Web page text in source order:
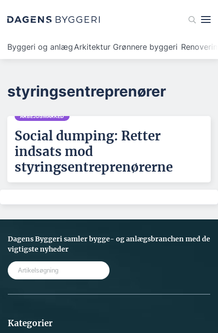
Byggeri og anlægArkitektur Grønnere byggeri
styringsentreprenører
ARBEJDSMARKED
Social dumping: Retter
indsats mod
styringsentreprenørerne
Dagens Byggeri samler bygge- og anlægsbranchen med de
vigtigste nyheder
Kategorier